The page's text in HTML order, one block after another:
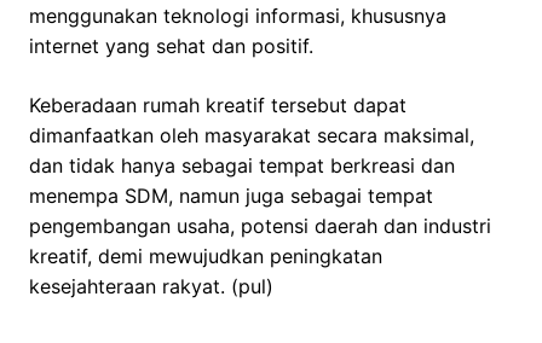
menggunakan teknologi informasi, khususnya
internet yang sehat dan positif.
Keberadaan rumah kreatif tersebut dapat
dimanfaatkan oleh masyarakat secara maksimal,
dan tidak hanya sebagai tempat berkreasi dan
menempa SDM, namun juga sebagai tempat
pengembangan usaha, potensi daerah dan industri
kreatif, demi mewujudkan peningkatan
kesejahteraan rakyat. (pul)